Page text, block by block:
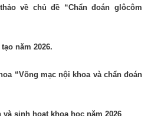
về chủ đề “Chẩn đoán glôcôm
năm 2026.
“Võng mạc nội khoa và chẩn đoán
sinh hoạt khoa học năm 2026